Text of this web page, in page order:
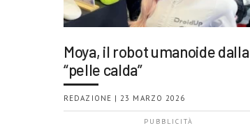
Moya, il robot umanoide dalla
“pelle calda”
REDAZIONE | 23 MARZO 2026